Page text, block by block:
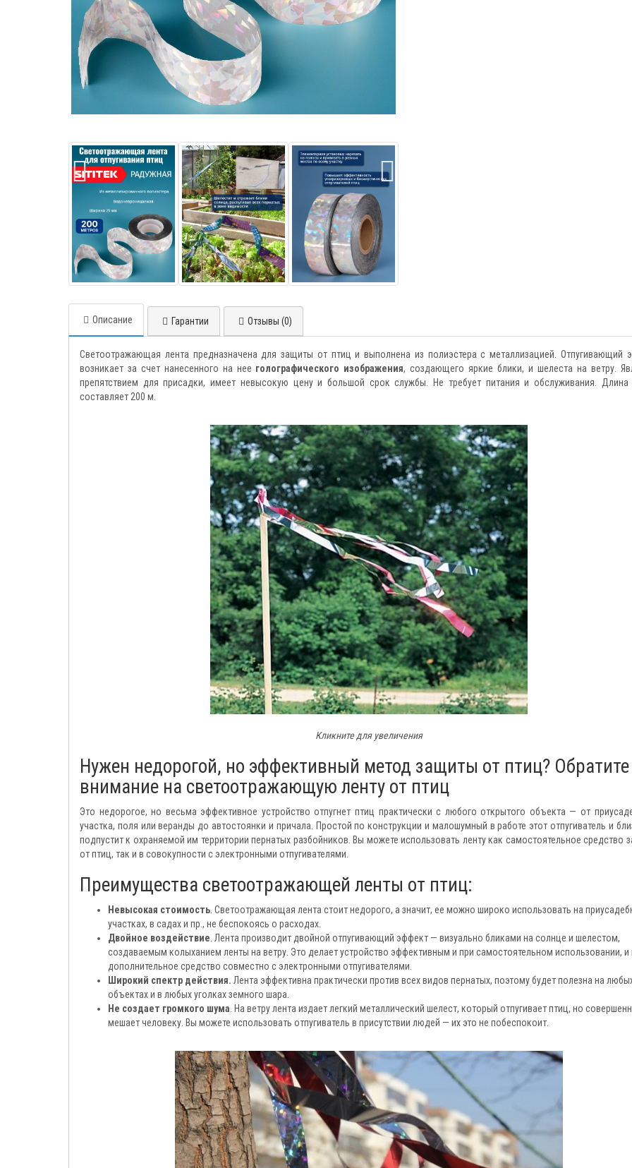
Описание Гарантии Отзывы (0)
Светоотражающая лента предназначена для защиты от птиц и выполнена из полиэстера с металлизацией. Отпугивающий
возникает за счет нанесенного на нее голографического изображения, создающего яркие блики, и шелеста на ветру.
препятствием для присадки, имеет невысокую цену и большой срок службы. Не требует питания и обслуживания. Длина
составляет 200 м.
Кликните для увеличения
Нужен недорогой, но эффективный метод защиты от птиц? Обратите
внимание на светоотражающую ленту от птиц
Это недорогое, но весьма эффективное устройство отпугнет птиц практически с любого открытого объекта — от
участка, поля или веранды до автостоянки и причала. Простой по конструкции и малошумный в работе этот отпугиватель и
подпустит к охраняемой им территории пернатых разбойников. Вы можете использовать ленту как самостоятельное средство
от птиц, так и в совокупности с электронными отпугивателями.
Преимущества светоотражающей ленты от птиц:
Невысокая стоимость. Светоотражающая лента стоит недорого, а значит, ее можно широко использовать на
участках, в садах и пр., не беспокоясь о расходах.
Двойное воздействие. Лента производит двойной отпугивающий эффект — визуально бликами на солнце и шелестом,
создаваемым колыханием ленты на ветру. Это делает устройство эффективным и при самостоятельном использовании, и
дополнительное средство совместно с электронными отпугивателями.
Широкий спектр действия. Лента эффективна практически против всех видов пернатых, поэтому будет полезна на
объектах и в любых уголках земного шара.
Не создает громкого шума. На ветру лента издает легкий металлический шелест, который отпугивает птиц, но
мешает человеку. Вы можете использовать отпугиватель в присутствии людей — их это не побеспокоит.